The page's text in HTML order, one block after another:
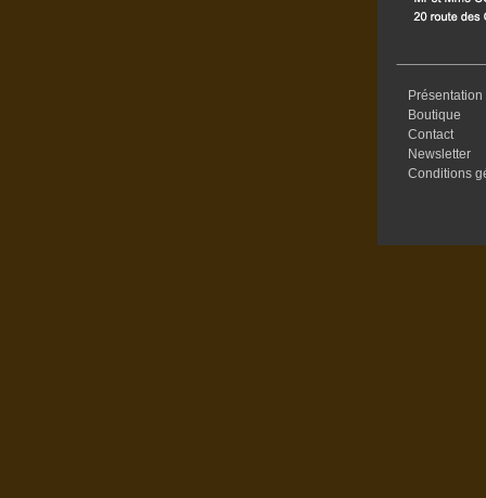
Présentation
Boutique
Contact
Newsletter
Conditions